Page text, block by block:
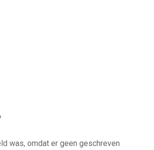
was, omdat er geen geschreven